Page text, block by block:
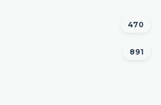
470
891